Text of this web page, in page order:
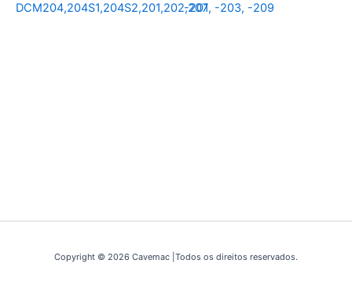
DCM204,204S1,204S2,201,202,207-201, -203, -209
Copyright © 2026 Cavemac |Todos os direitos reservados.